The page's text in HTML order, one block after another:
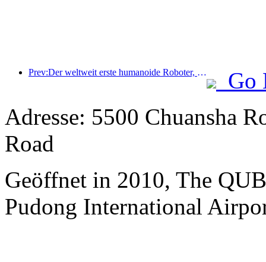
Prev:Der weltweit erste humanoide Roboter, der auf szenarienübergreifende Gastronomiedienstleistungen spezialisiert ist, wurde enthüllt.
Go
Adresse: 5500 Chuansha
Road
Geöffnet in 2010, The
Pudong International